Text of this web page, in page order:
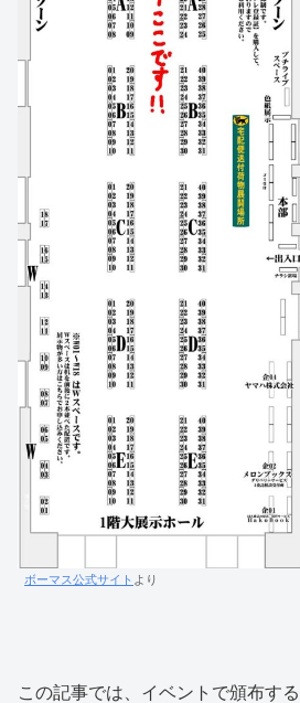
ボーマス公式サイト より
この記事では、イベントで頒布する